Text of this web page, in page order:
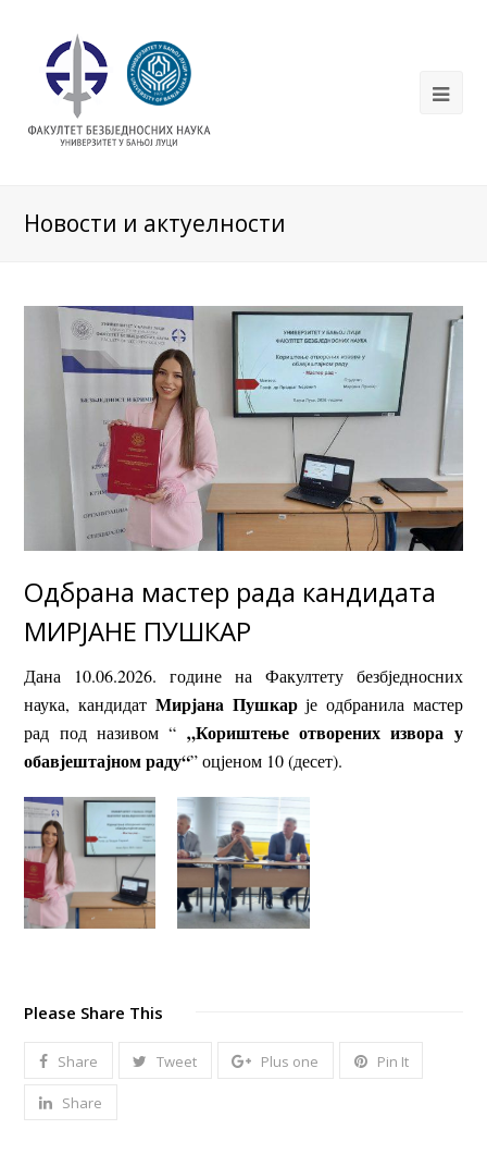
Новости и актуелности
Одбрана мастер рада кандидата
МИРЈАНЕ ПУШКАР
Дана 10.06.2026. године на Факултету безбједносних
наука, кандидат Мирјанa Пушкарје одбранила мастер
рад под називом “ „Кориштење отворених извора у
обавјештајном раду“” оцјеном 10 (десет).
Please Share This
Share Tweet Plus one Pin It
Share